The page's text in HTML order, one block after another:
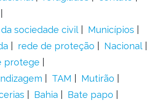
sociedade civil
Municípios
rede de proteção
Nacional
protege
TAM
Mutirão
Bahia
Bate papo